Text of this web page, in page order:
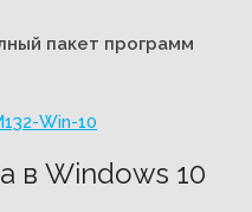
пакет программ
Win-10
в Windows 10